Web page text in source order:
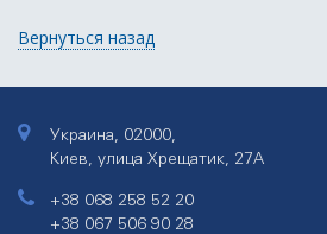
Вернуться назад
Украина, 02000,
Киев, улица Хрещатик, 27А
+38 068 258 52 20
+38 067 506 90 28